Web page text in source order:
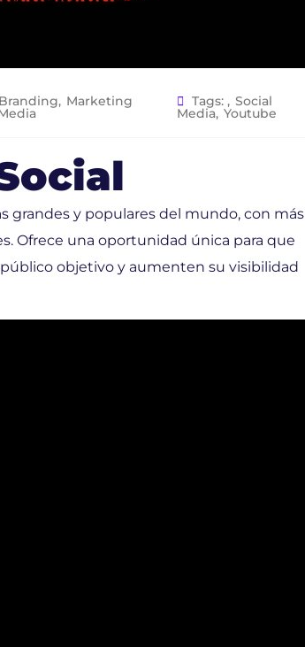
Branding, Marketing Tags: , Social
Media, Youtube
grandes y populares del mundo, con más
Ofrece una oportunidad única para que
objetivo y aumenten su visibilidad